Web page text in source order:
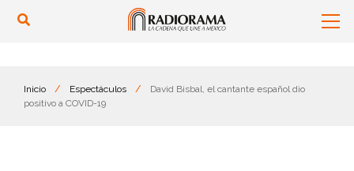
Inicio / Espectáculos /
David Bisbal, el cantante español dio
positivo a COVID-19